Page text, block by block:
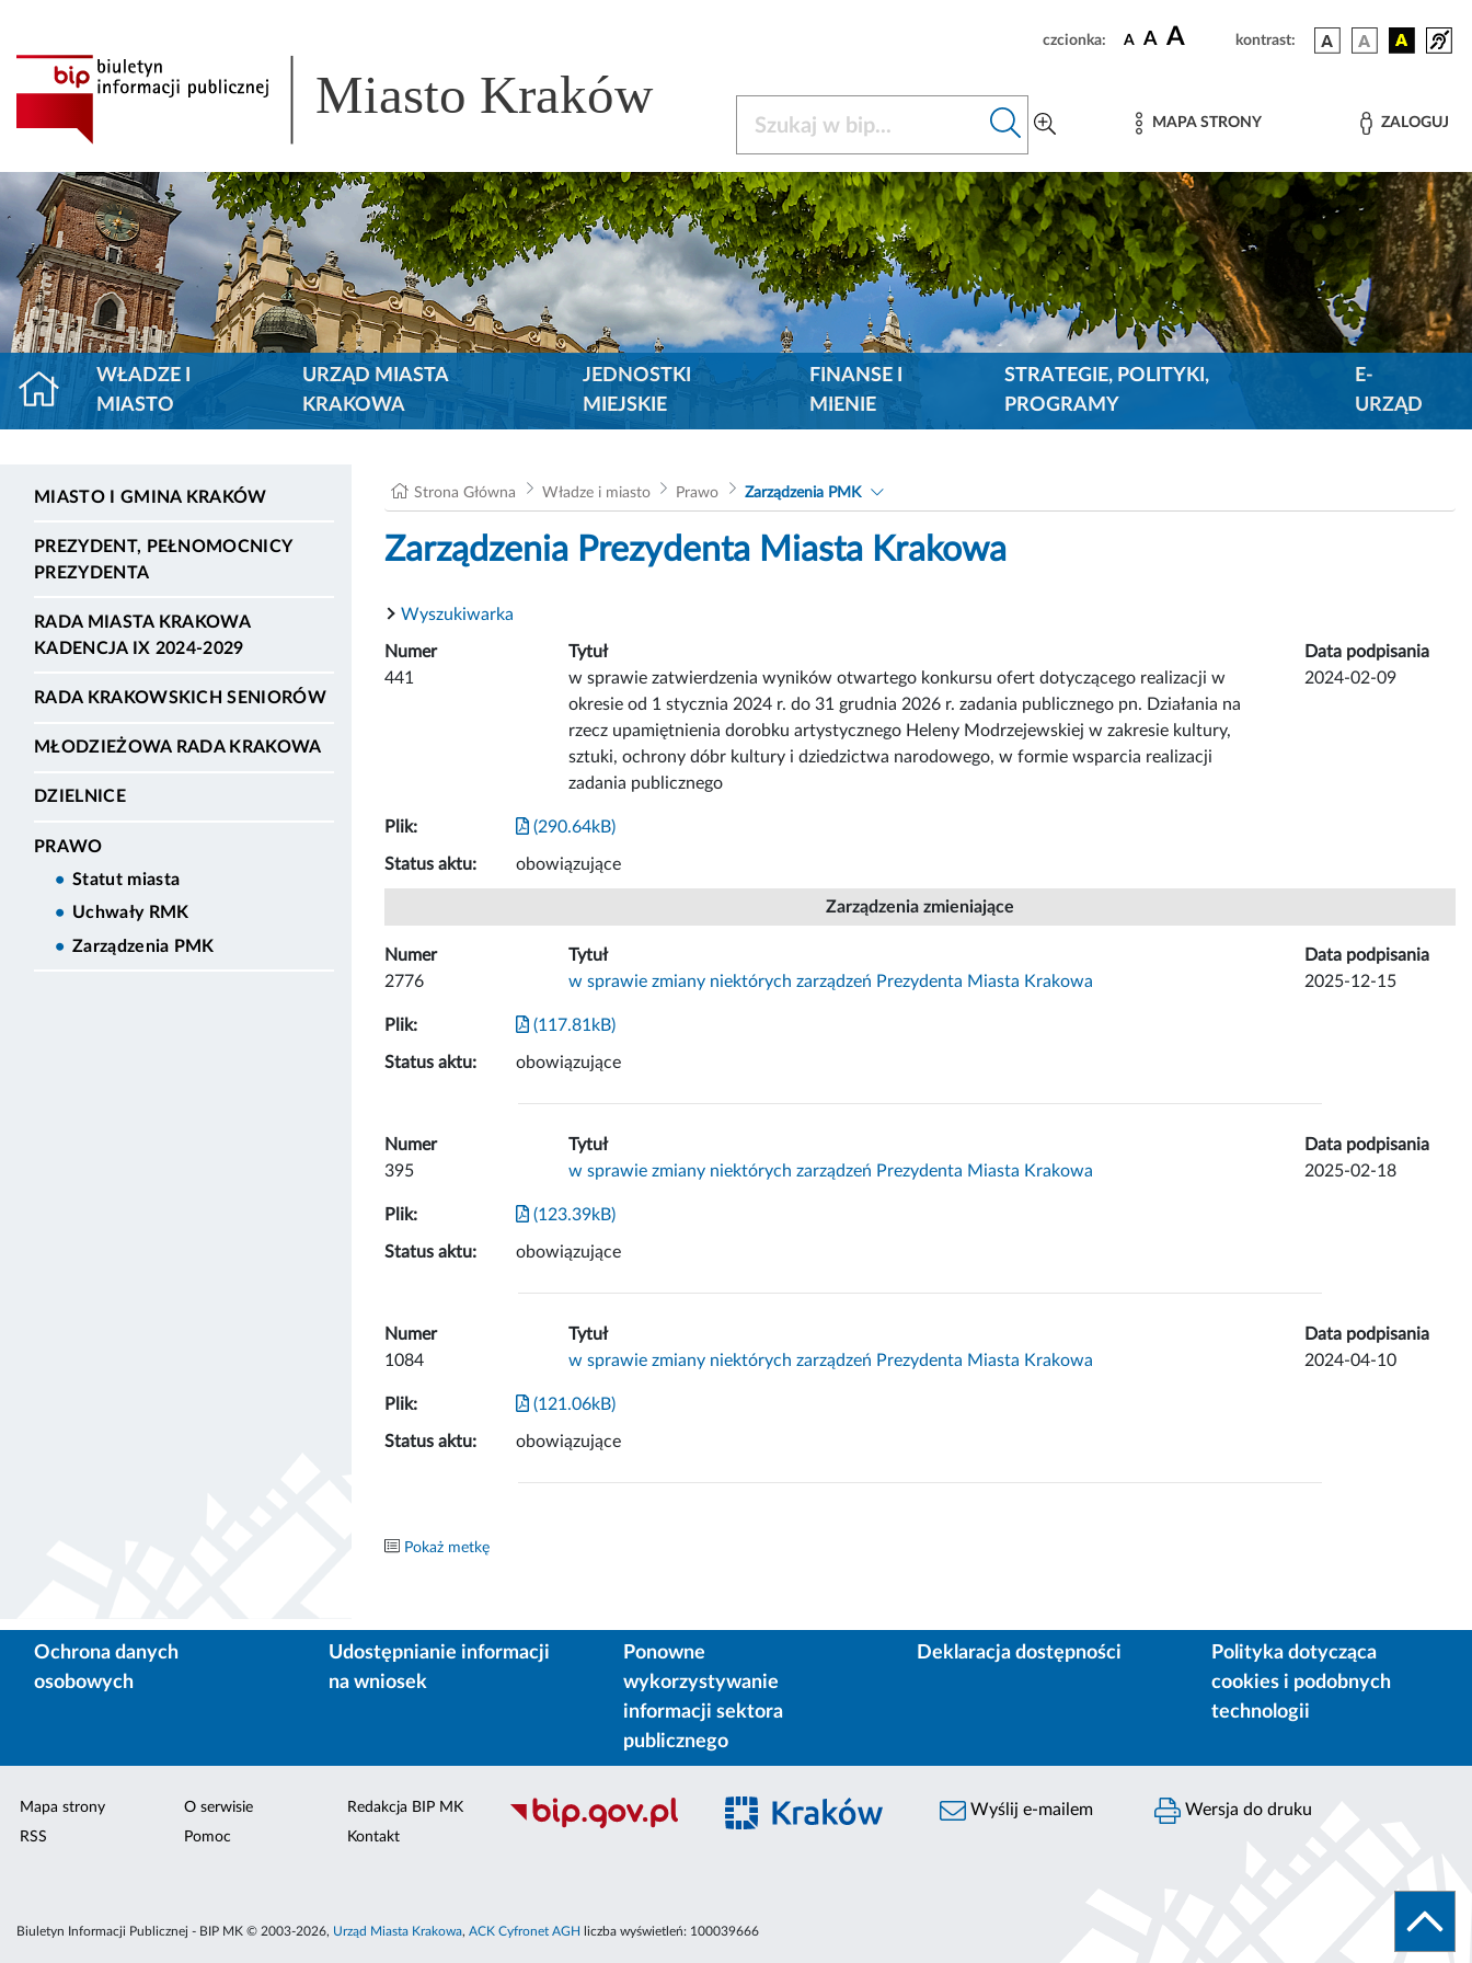
czcionka: A A A kontrast:
Miasto Kraków MAPA STRONY ZALOGUJ
WŁADZE I
MIASTO
URZĄD MIASTA
KRAKOWA
JEDNOSTKI
MIEJSKIE
FINANSE I
MIENIE
STRATEGIE, POLITYKI,
PROGRAMY
E-
URZĄD
MIASTO I GMINA KRAKÓW
PREZYDENT, PEŁNOMOCNICY
PREZYDENTA
RADA MIASTA KRAKOWA
KADENCJA IX 2024-2029
RADA KRAKOWSKICH SENIORÓW
MŁODZIEŻOWA RADA KRAKOWA
DZIELNICE
PRAWO
Statut miasta
Uchwały RMK
Zarządzenia PMK
Strona Główna Władze i miasto Prawo Zarządzenia PMK
Zarządzenia Prezydenta Miasta Krakowa
Wyszukiwarka
Numer Tytuł
Data podpisania
441
w sprawie zatwierdzenia wyników otwartego konkursu ofert dotyczącego realizacji w
okresie od 1 stycznia 2024 r. do 31 grudnia 2026 r. zadania publicznego pn. Działania na
rzecz upamiętnienia dorobku artystycznego Heleny Modrzejewskiej w zakresie kultury,
sztuki, ochrony dóbr kultury i dziedzictwa narodowego, w formie wsparcia realizacji
zadania publicznego
2024-02-09
Plik: (290.64kB)
Status aktu: obowiązujące
Zarządzenia zmieniające
Numer Tytuł
Data podpisania
2776
w sprawie zmiany niektórych zarządzeń Prezydenta Miasta Krakowa 2025-12-15
Plik: (117.81kB)
Status aktu: obowiązujące
Numer Tytuł
Data podpisania
395
w sprawie zmiany niektórych zarządzeń Prezydenta Miasta Krakowa 2025-02-18
Plik: (123.39kB)
Status aktu: obowiązujące
Numer Tytuł
Data podpisania
1084
w sprawie zmiany niektórych zarządzeń Prezydenta Miasta Krakowa 2024-04-10
Plik: (121.06kB)
Status aktu: obowiązujące
Pokaż metkę
Ochrona danych
osobowych
Udostępnianie informacji
na wniosek
Ponowne
wykorzystywanie
informacji sektora
publicznego
Deklaracja dostępności
Polityka dotycząca
cookies i podobnych
technologii
Mapa strony
RSS
O serwisie
Pomoc
Redakcja BIP MK
Kontakt
Wyślij e-mailem Wersja do druku
Biuletyn Informacji Publicznej - BIP MK © 2003-2026, Urząd Miasta Krakowa, ACK Cyfronet AGH liczba wyświetleń: 100039666